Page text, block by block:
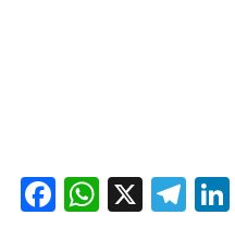
Facebook
X